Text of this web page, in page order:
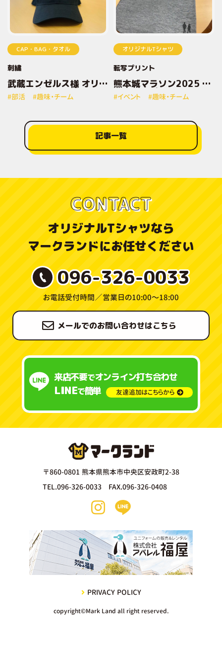
CAP・BAG・タオル
刺繍
武蔵エンゼルス様 オリジ
ナル刺繡キャップ
#部活 #趣味・チーム
オリジナルTシャツ
転写プリント
熊本城マラソン2025 オ
リジナルプリントTシャ
ツ
#イベント #趣味・チーム
記事一覧
CONTACT
オリジナルTシャツなら
マークランドにお任せください
096-326-0033
お電話受付時間／営業日の10:00〜18:00
メールでのお問い合わせはこちら
来店不要でオンライン打ち合わせ
LINEで簡単 友達追加はこちらから
〒860-0801 熊本県熊本市中央区安政町2-38
TEL.096-326-0033 FAX.096-326-0408
PRIVACY POLICY
copyright©Mark Land all right reserved.